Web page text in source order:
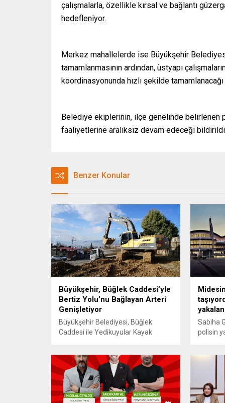
çalışmalarla, özellikle kırsal ve bağlantı
hedefleniyor.
Merkez mahallelerde ise Büyükşehir
tamamlanmasının ardından, üstyapı
koordinasyonunda hızlı şekilde
Belediye ekiplerinin, ilçe genelinde belirlenen
faaliyetlerine aralıksız devam edeceği
Benzer Konular
Büyükşehir, Büğlek Caddesi’yle
Bertiz Yolu’nu Bağlayan Arteri
Genişletiyor
Büyükşehir Belediyesi, Büğlek
Caddesi ile Yedikuyular Kayak
arterin 1 kilometrelik kısmında
genişletme çalışmalarına başladı.
12 metreden 17 metreye
çıkarılacak arterle bölgedeki trafik
Sabiha
polisin